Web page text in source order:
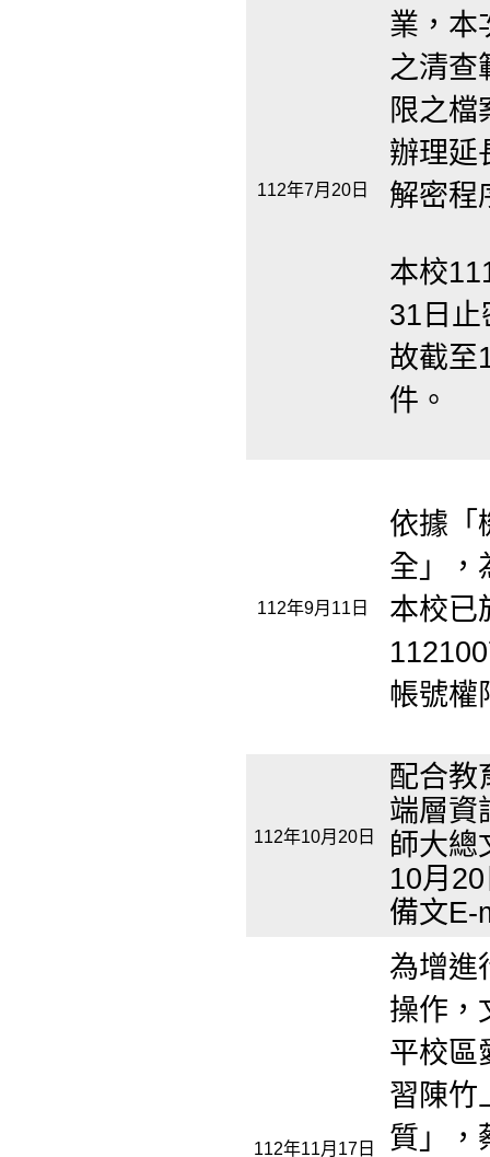
112年7月20日
業，本
之清查
限之
辦理延
解密程
本校
31日止
故截至
件。
112年9月11日
依據「
全」，
本校已
帳號權
112年10月20日
配合教
端層資
師大總
10月
備文E-
112年11月17日
為增進
操作，
平校區
習陳竹
質」，